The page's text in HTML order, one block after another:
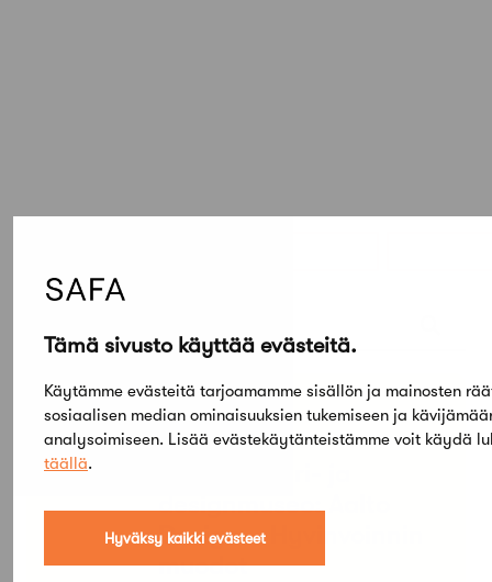
Tämä sivusto käyttää evästeitä.
Käytämme evästeitä tarjoamamme sisällön ja mainosten
sosiaalisen median ominaisuuksien tukemiseen ja
analysoimiseen. Lisää evästekäytänteistämme voit käydä
täällä.
Hyväksy kaikki evästeet
2026
PE
05 03
designmuseo: Aalto
Design – Hyvinvoinnin
muodot